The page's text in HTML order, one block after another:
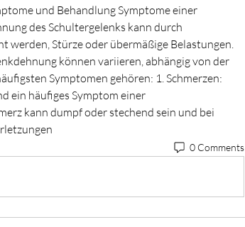
und Behandlung Symptome einer
des Schultergelenks kann durch
werden, Stürze oder übermäßige Belastungen.
können variieren, abhängig von der
Symptomen gehören: 1. Schmerzen:
ein häufiges Symptom einer
kann dumpf oder stechend sein und bei
0 Comments